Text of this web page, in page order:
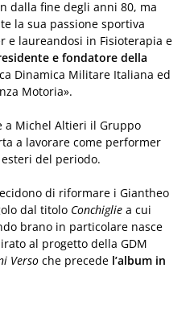
dalla fine degli anni 80, ma
la sua passione sportiva
e laureandosi in Fisioterapia e
e fondatore della
Dinamica Militare Italiana ed
Motoria».
a Michel Altieri il Gruppo
a lavorare come performer
del periodo.
di riformare i Giantheo
dal titolo Conchiglie a cui
brano in particolare nasce
al progetto della GDM
Verso che precede l’album in